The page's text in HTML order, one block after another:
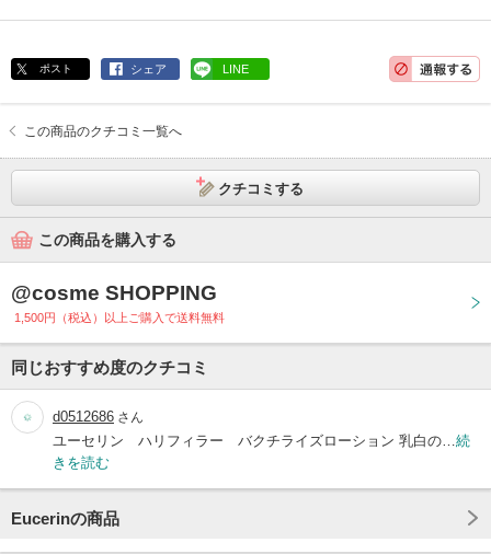
ポスト シェア LINE
この商品のクチコミ一覧へ
クチコミする
この商品を購入する
@cosme SHOPPING
1,500円（税込）以上ご購入で送料無料
同じおすすめ度のクチコミ
d0512686 さん
ユーセリン ハリフィラー バクチライズローション 乳白の… 続
きを読む
Eucerinの商品